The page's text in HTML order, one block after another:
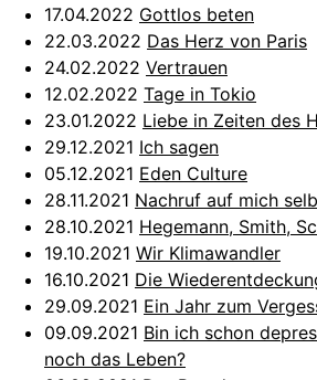
17.04.2022 Gottlos beten
22.03.2022 Das Herz von Paris
24.02.2022 Vertrauen
12.02.2022 Tage in Tokio
23.01.2022 Liebe in Zeiten des
29.12.2021 Ich sagen
05.12.2021 Eden Culture
28.11.2021 Nachruf auf mich
28.10.2021 Hegemann, Smith,
19.10.2021 Wir Klimawandler
16.10.2021 Die
29.09.2021 Ein Jahr zum
09.09.2021 Bin ich schon
noch das Leben?